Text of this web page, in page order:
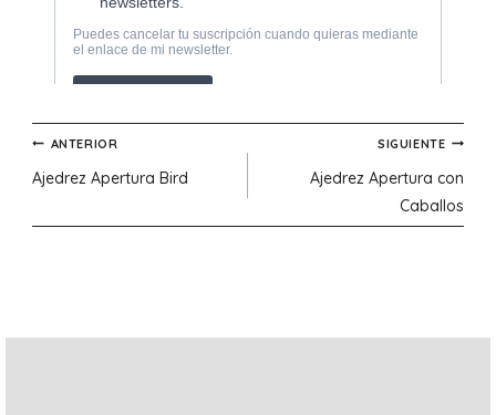
Navegación
de
ANTERIOR
Ajedrez Apertura Bird
SIGUIENTE
Ajedrez Apertura con
Caballos